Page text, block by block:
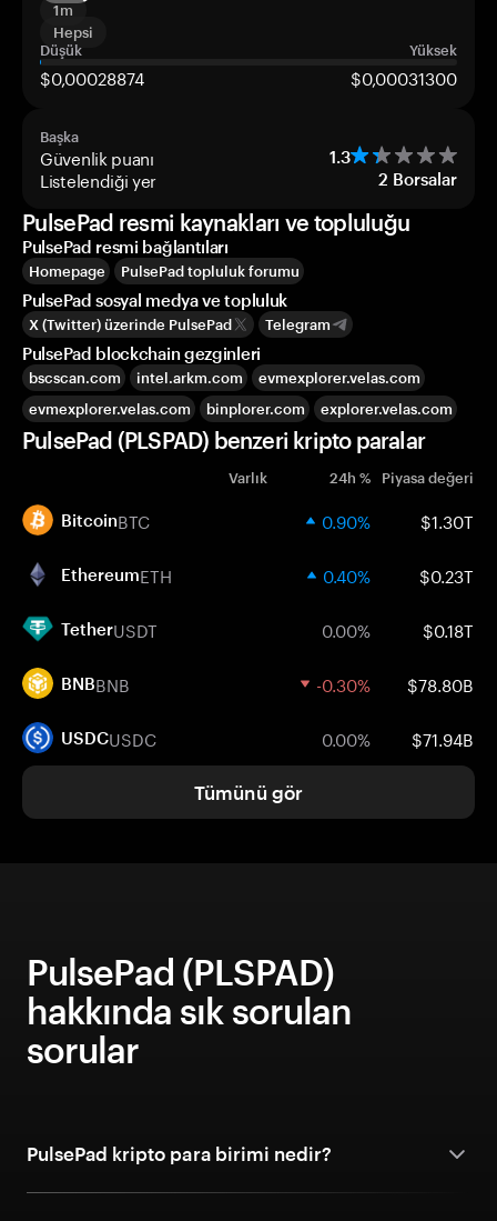
1m
Hepsi
Düşük
Yüksek
$0,00028874 $0,00031300
Başka
Güvenlik puanı 1.3
Listelendiği yer 2 Borsalar
PulsePad resmi kaynakları ve topluluğu
PulsePad resmi bağlantıları
Homepage PulsePad topluluk forumu
PulsePad sosyal medya ve topluluk
X (Twitter) üzerinde PulsePad Telegram
PulsePad blockchain gezginleri
bscscan.com intel.arkm.com
evmexplorer.velas.com
evmexplorer.velas.com
binplorer.com explorer.velas.com
PulsePad (PLSPAD) benzeri kripto paralar
Varlık 24h % Piyasa değeri
BitcoinBTC 0.90% $1.30T
EthereumETH 0.40% $0.23T
TetherUSDT 0.00% $0.18T
BNBBNB -0.30% $78.80B
USDCUSDC 0.00% $71.94B
Tümünü gör
PulsePad (PLSPAD)
hakkında sık sorulan
sorular
PulsePad kripto para birimi nedir?